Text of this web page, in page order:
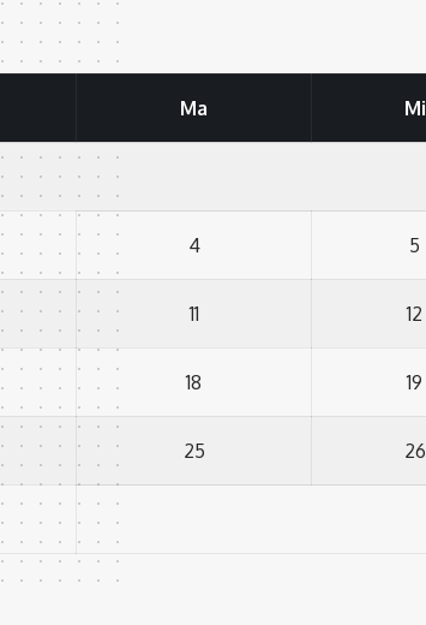
Ma Mi
4 5
11 12
18 19
25 26